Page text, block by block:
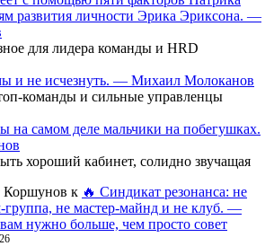
развития личности Эрика Эриксона. —
для лидера команды и HRD
и не исчезнуть. — Михаил Молоканов
команды и сильные управленцы
на самом деле мальчики на побегушках.
хороший кабинет, солидно звучащая
Коршунов к 🔥 Синдикат резонанса: не
группа, не мастер-майнд и не клуб. —
нужно больше, чем просто совет